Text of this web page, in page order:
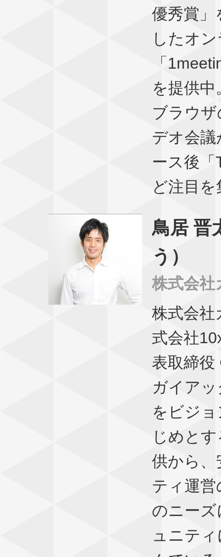
優秀賞」
したオ
「
を提供中
ブラウ
デオ会
ース後「
ど注目
鳥居 晋
う）
株式会社
株式会社
式会社
表取締役
ガイア
をビジ
じめと
供から、
ティ運
のニー
ュニテ